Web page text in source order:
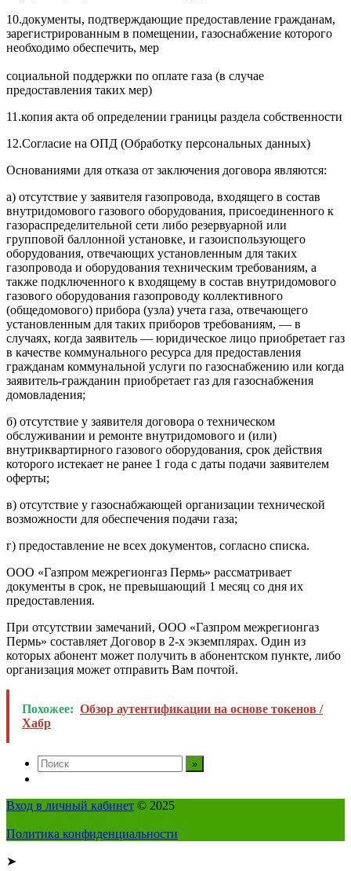
10.документы, подтверждающие предоставление гражданам,
зарегистрированным в помещении, газоснабжение которого
необходимо обеспечить, мер
социальной поддержки по оплате газа (в случае
предоставления таких мер)
11.копия акта об определении границы раздела собственности
12.Согласие на ОПД (Обработку персональных данных)
Основаниями для отказа от заключения договора являются:
а) отсутствие у заявителя газопровода, входящего в состав
внутридомового газового оборудования, присоединенного к
газораспределительной сети либо резервуарной или
групповой баллонной установке, и газоиспользующего
оборудования, отвечающих установленным для таких
газопровода и оборудования техническим требованиям, а
также подключенного к входящему в состав внутридомового
газового оборудования газопроводу коллективного
(общедомового) прибора (узла) учета газа, отвечающего
установленным для таких приборов требованиям, — в
случаях, когда заявитель — юридическое лицо приобретает газ
в качестве коммунального ресурса для предоставления
гражданам коммунальной услуги по газоснабжению или когда
заявитель-гражданин приобретает газ для газоснабжения
домовладения;
б) отсутствие у заявителя договора о техническом
обслуживании и ремонте внутридомового и (или)
внутриквартирного газового оборудования, срок действия
которого истекает не ранее 1 года с даты подачи заявителем
оферты;
в) отсутствие у газоснабжающей организации технической
возможности для обеспечения подачи газа;
г) предоставление не всех документов, согласно списка.
ООО «Газпром межрегионгаз Пермь» рассматривает
документы в срок, не превышающий 1 месяц со дня их
предоставления.
При отсутствии замечаний, ООО «Газпром межрегионгаз
Пермь» составляет Договор в 2-х экземплярах. Один из
которых абонент может получить в абонентском пункте, либо
организация может отправить Вам почтой.
Похожее: Обзор аутентификации на основе токенов /
Хабр
Вход в личный кабинет © 2025
Политика конфиденциальности
➤